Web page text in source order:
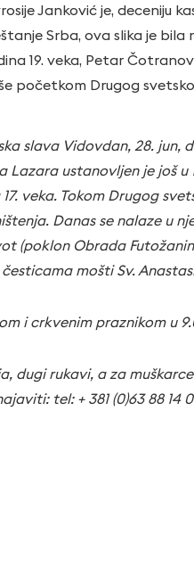
Janković je, deceniju
Srba, ova slika je bila
19. veka, Petar
početkom Drugog
slava Vidovdan, 28. jun,
Lazara ustanovljen je još u
veka. Tokom Drugog
Danas se nalaze u
(poklon Obrada
mošti Sv.
i crkvenim praznikom u
dugi rukavi, a za
tel: + 381 (0)63 88 14